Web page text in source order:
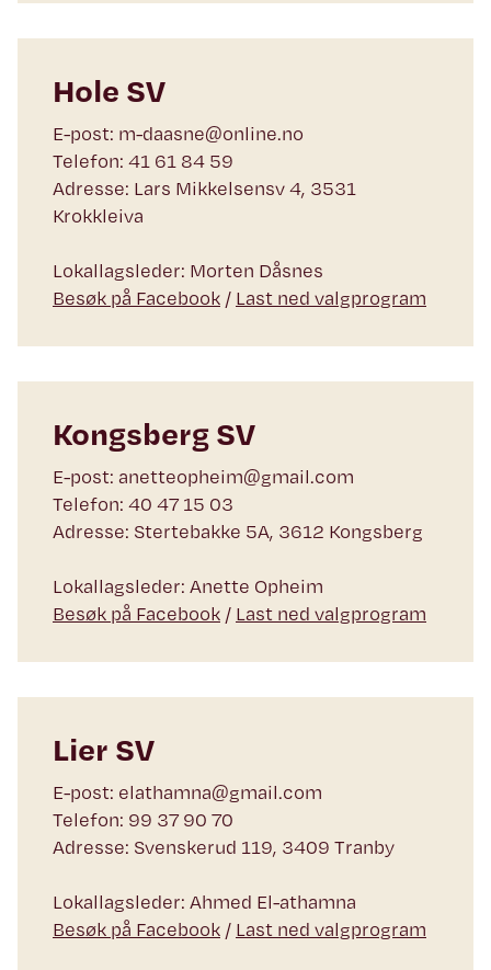
Hole SV
E-post: m-daasne@online.no
Telefon: 41 61 84 59
Adresse: Lars Mikkelsensv 4, 3531
Krokkleiva
Lokallagsleder: Morten Dåsnes
Besøk på Facebook / Last ned valgprogram
Kongsberg SV
E-post: anetteopheim@gmail.com
Telefon: 40 47 15 03
Adresse: Stertebakke 5A, 3612 Kongsberg
Lokallagsleder: Anette Opheim
Besøk på Facebook / Last ned valgprogram
Lier SV
E-post: elathamna@gmail.com
Telefon: 99 37 90 70
Adresse: Svenskerud 119, 3409 Tranby
Lokallagsleder: Ahmed El-athamna
Besøk på Facebook / Last ned valgprogram